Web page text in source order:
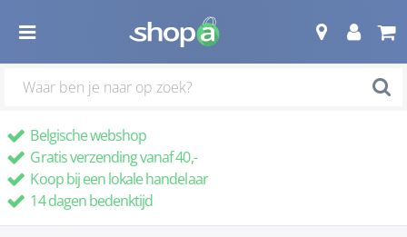
Belgische webshop
Gratis verzending vanaf 40,-
Koop bij een lokale handelaar
14 dagen bedenktijd